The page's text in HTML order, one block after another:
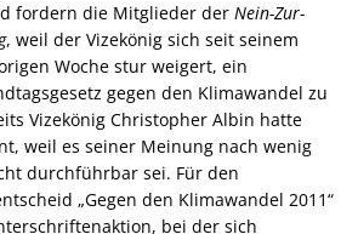
fordern die Mitglieder der Nein-Zur-
, weil der Vizekönig sich seit seinem
Woche stur weigert, ein
gegen den Klimawandel zu
Vizekönig Christopher Albin hatte
weil es seiner Meinung nach wenig
durchführbar sei. Für den
„Gegen den Klimawandel 2011“
bei der sich